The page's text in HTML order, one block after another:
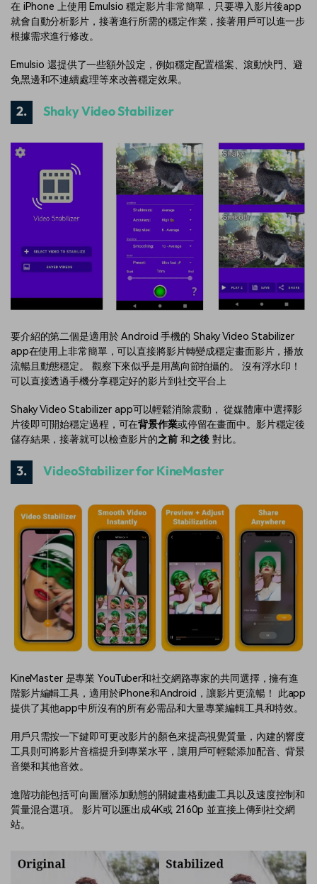
在 iPhone 上使用 Emulsio 穩定影片非常簡單，只要導入影片後app
就會自動分析影片，接著進行所需的穩定作業，接著用戶可以進一步
根據需求進行修改。
Emulsio 還提供了一些額外設定，例如穩定配置檔案、滾動快門、避
免黑邊和不連續處理等來改善穩定效果。
2. Shaky Video Stabilizer
要介紹的第二個是適用於 Android 手機的 Shaky Video Stabilizer
app在使用上非常簡單，可以直接將影片轉變成穩定畫面影片，播放
流暢且動態穩定。 觀察下來似乎是用萬向節拍攝的。 沒有浮水印！
可以直接透過手機分享穩定好的影片到社交平台上
Shaky Video Stabilizer app可以輕鬆消除震動， 從媒體庫中選擇影
片後即可開始穩定過程，可在背景作業或停留在畫面中。影片穩定後
儲存結果，接著就可以檢查影片的之前和之後 對比。
3. VideoStabilizer for KineMaster
KineMaster 是專業 YouTuber和社交網路專家的共同選擇，擁有進
階影片編輯工具，適用於iPhone和Android，讓影片更流暢！ 此app
提供了其他app中所沒有的所有必需品和大量專業編輯工具和特效。
用戶只需按一下鍵即可更改影片的顏色來提高視覺質量，內建的響度
工具則可將影片音檔提升到專業水平，讓用戶可輕鬆添加配音、背景
音樂和其他音效。
進階功能包括可向圖層添加動態的關鍵畫格動畫工具以及速度控制和
質量混合選項。 影片可以匯出成4K或 2160p 並直接上傳到社交網
站。